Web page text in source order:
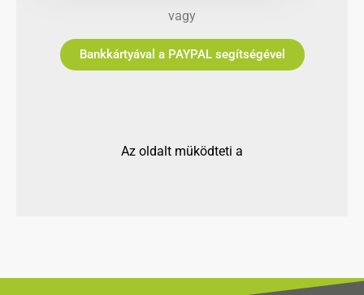
vagy
Bankkártyával a PAYPAL segítségével
Az oldalt müködteti a